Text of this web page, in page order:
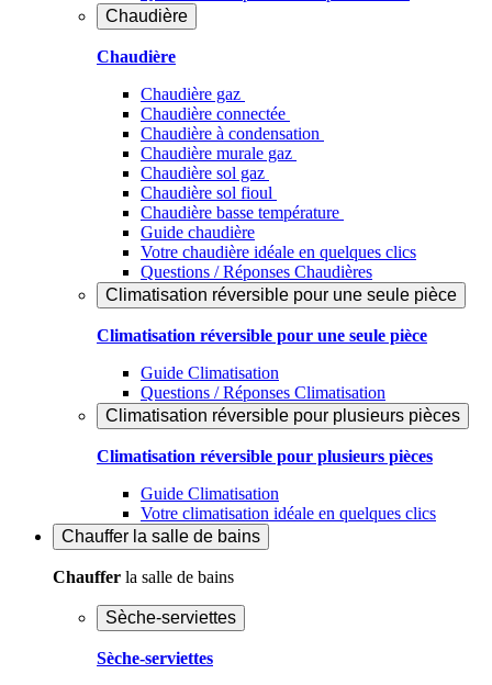
Chaudière
Chaudière
Chaudière gaz
Chaudière connectée
Chaudière à condensation
Chaudière murale gaz
Chaudière sol gaz
Chaudière sol fioul
Chaudière basse température
Guide chaudière
Votre chaudière idéale en quelques clics
Questions / Réponses Chaudières
Climatisation réversible pour une seule pièce
Climatisation réversible pour une seule pièce
Guide Climatisation
Questions / Réponses Climatisation
Climatisation réversible pour plusieurs pièces
Climatisation réversible pour plusieurs pièces
Guide Climatisation
Votre climatisation idéale en quelques clics
Chauffer la salle de bains
Chauffer la salle de bains
Sèche-serviettes
Sèche-serviettes